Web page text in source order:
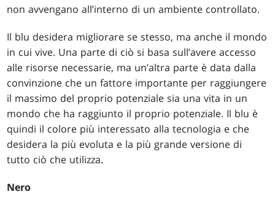
non avvengano all’interno di un ambiente controllato.
Il blu desidera migliorare se stesso, ma anche il mondo
in cui vive. Una parte di ciò si basa sull’avere accesso
alle risorse necessarie, ma un’altra parte è data dalla
convinzione che un fattore importante per raggiungere
il massimo del proprio potenziale sia una vita in un
mondo che ha raggiunto il proprio potenziale. Il blu è
quindi il colore più interessato alla tecnologia e che
desidera la più evoluta e la più grande versione di
tutto ciò che utilizza.
Nero